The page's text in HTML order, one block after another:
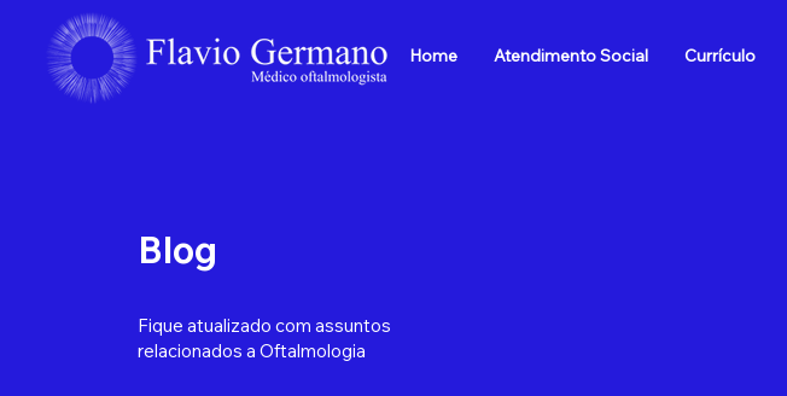
Home Atendimento Social Currículo
Blog
Fique atualizado com assuntos
relacionados a Oftalmologia